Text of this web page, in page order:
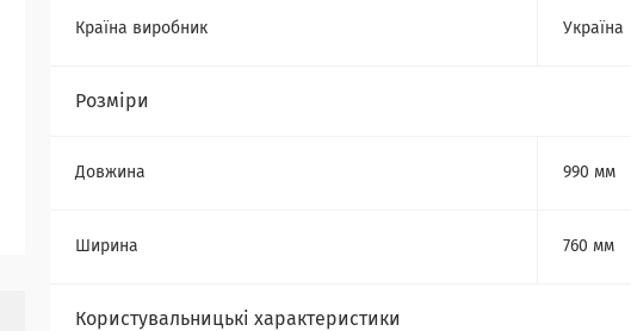
Країна виробник Україна
Розміри
Довжина 990 мм
Ширина 760 мм
Користувальницькі характеристики